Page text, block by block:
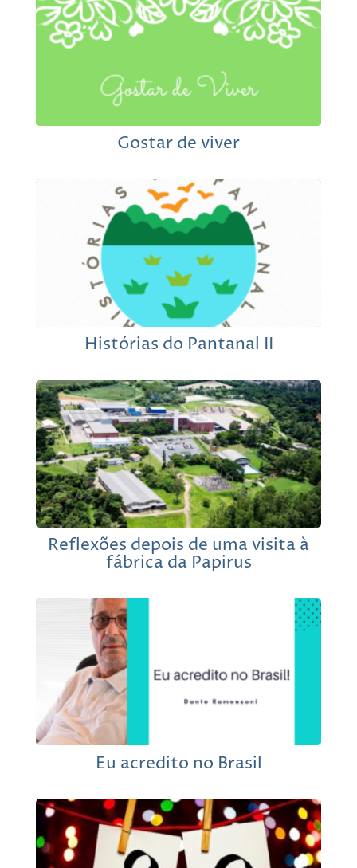
Gostar de viver
Histórias do Pantanal II
Reflexões depois de uma visita à
fábrica da Papirus
Eu acredito no Brasil